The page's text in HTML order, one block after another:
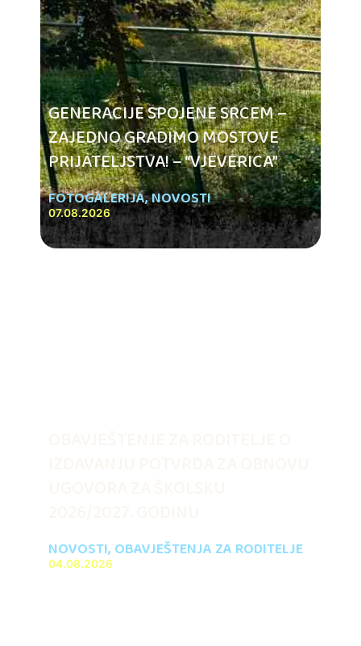
GENERACIJE SPOJENE SRCEM –
ZAJEDNO GRADIMO MOSTOVE
PRIJATELJSTVA! – “VJEVERICA”
FOTOGALERIJA,NOVOSTI
07.08.2026
NOVOSTI, OBAVJEŠTENJA ZA RODITELJE
04.08.2026